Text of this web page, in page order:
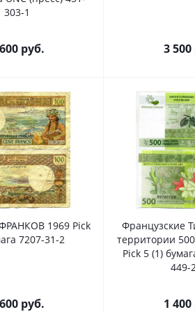
303-1
руб. 3 500
1969 Pick
7207-31-2
руб.
Французские
территории
Pick 5 (1)
449-
1 400